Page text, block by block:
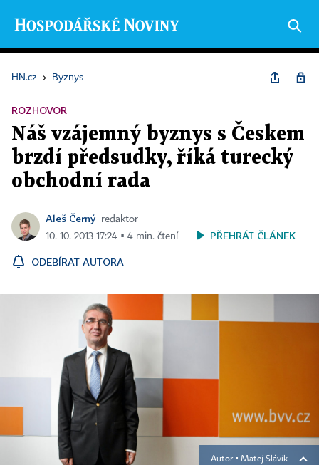
HN.cz › Byznys
ROZHOVOR
Náš vzájemný byznys s Českem
brzdí předsudky, říká turecký
obchodní rada
Aleš Černý
redaktor
10. 10. 2013 17:24 ▪ 4 min. čtení
PŘEHRÁT ČLÁNEK
ODEBÍRAT AUTORA
Autor ▪ Matej Slávik